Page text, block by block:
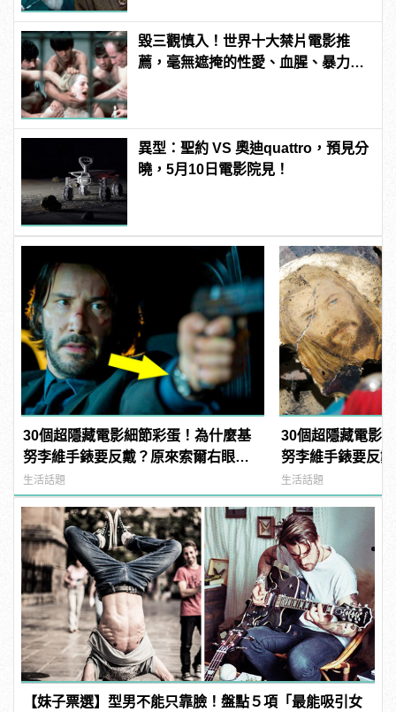
毀三觀慎入！世界十大禁片電影推
薦，毫無遮掩的性愛、血腥、暴力、
異型：聖約 VS 奧迪quattro，預見分
曉，5月10日電影院見！
30個超隱藏電影細節彩蛋！為什麼基
努李維手錶要反戴？原來索爾右眼受
傷早就有暗示了！（上）
生活話題
30個超隱藏電影
努李維手錶要反
傷早就有暗示了
生活話題
【妹子票選】型男不能只靠臉！盤點５項「最能吸引女